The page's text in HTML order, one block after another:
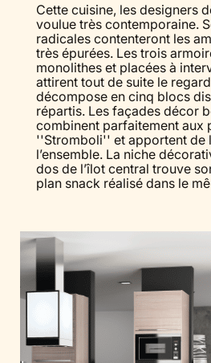
Cette cuisine, les designers
voulue très contemporaine.
radicales contenteront les
très épurées. Les trois
monolithes et placées à
attirent tout de suite le
décompose en cinq blocs
répartis. Les façades décor
combinent parfaitement aux
''Stromboli'' et apportent de
l’ensemble. La niche
dos de l’îlot central trouve
plan snack réalisé dans le